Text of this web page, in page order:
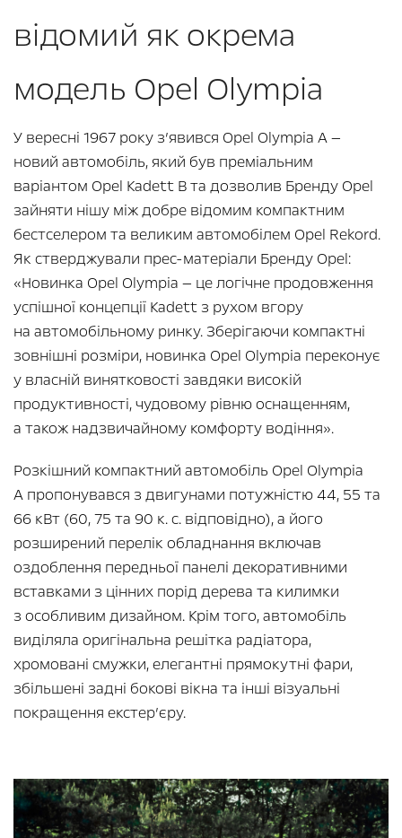
відомий як окрема
модель Opel Olympia
У вересні 1967 року з’явився Opel Olympia A —
новий автомобіль, який був преміальним
варіантом Opel Kadett B та дозволив Бренду Opel
зайняти нішу між добре відомим компактним
бестселером та великим автомобілем Opel Rekord.
Як стверджували прес-матеріали Бренду Opel:
«Новинка Opel Olympia — це логічне продовження
успішної концепції Kadett з рухом вгору
на автомобільному ринку. Зберігаючи компактні
зовнішні розміри, новинка Opel Olympia переконує
у власній винятковості завдяки високій
продуктивності, чудовому рівню оснащенням,
а також надзвичайному комфорту водіння».
Розкішний компактний автомобіль Opel Olympia
A пропонувався з двигунами потужністю 44, 55 та
66 кВт (60, 75 та 90 к. с. відповідно), а його
розширений перелік обладнання включав
оздоблення передньої панелі декоративними
вставками з цінних порід дерева та килимки
з особливим дизайном. Крім того, автомобіль
виділяла оригінальна решітка радіатора,
хромовані смужки, елегантні прямокутні фари,
збільшені задні бокові вікна та інші візуальні
покращення екстер’єру.